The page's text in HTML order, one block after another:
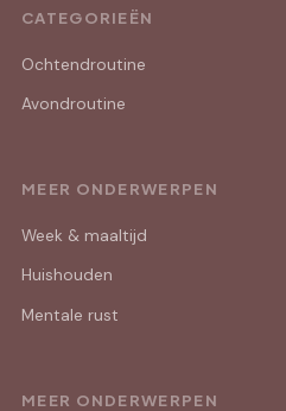
CATEGORIEËN
Ochtendroutine
Avondroutine
MEER ONDERWERPEN
Week & maaltijd
Huishouden
Mentale rust
MEER ONDERWERPEN